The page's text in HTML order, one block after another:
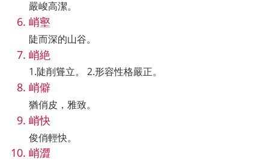
嚴峻高潔。
峭壑
陡而深的山谷。
峭絶
1.陡削聳立。 2.形容性格嚴正。
峭僻
猶俏皮，雅致。
峭快
俊俏輕快。
峭澀